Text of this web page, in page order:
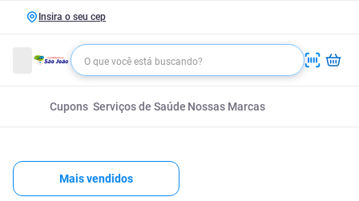
Insira o seu cep
Cupons Serviços de Saúde Nossas Marcas
Mais vendidos